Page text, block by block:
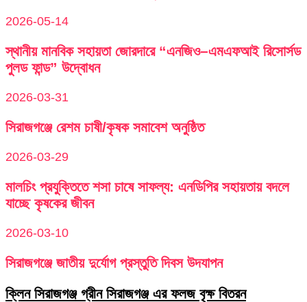
2026-05-14
স্থানীয় মানবিক সহায়তা জোরদারে “এনজিও–এমএফআই রিসোর্সড
পুলড ফান্ড” উদ্বোধন
2026-03-31
সিরাজগঞ্জে রেশম চাষী/কৃষক সমাবেশ অনুষ্ঠিত
2026-03-29
মালচিং প্রযুক্তিতে শসা চাষে সাফল্য: এনডিপির সহায়তায় বদলে
যাচ্ছে কৃষকের জীবন
2026-03-10
সিরাজগঞ্জে জাতীয় দুর্যোগ প্রস্তুতি দিবস উদযাপন
ক্লিন সিরাজগঞ্জ গ্রীন সিরাজগঞ্জ এর ফলজ বৃক্ষ বিতরন